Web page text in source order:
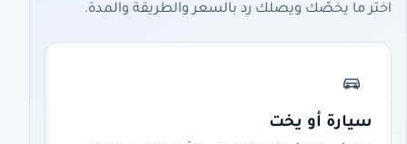
اختر ما يخصّك ويصلك رد بالسعر والطريقة والمدة.
سيارة أو يخت